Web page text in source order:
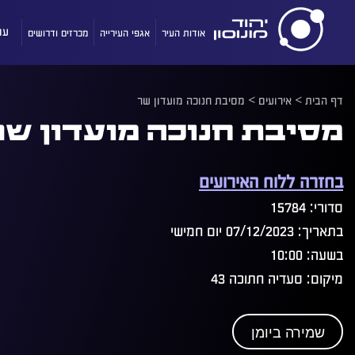
אודות העיר אגפי העירייה מכרזים ודרושים
דף הבית> אירועים > מסיבת חנוכה מועדון שר
מסיבת חנוכה מועדון
בחזרה ללוח האירועים
סדורי: 15784
בתאריך: 07/12/2023 יום חמישי
בשעה: 10:00
מיקום: סעדיה חתוכה 43
שמירה ביומן